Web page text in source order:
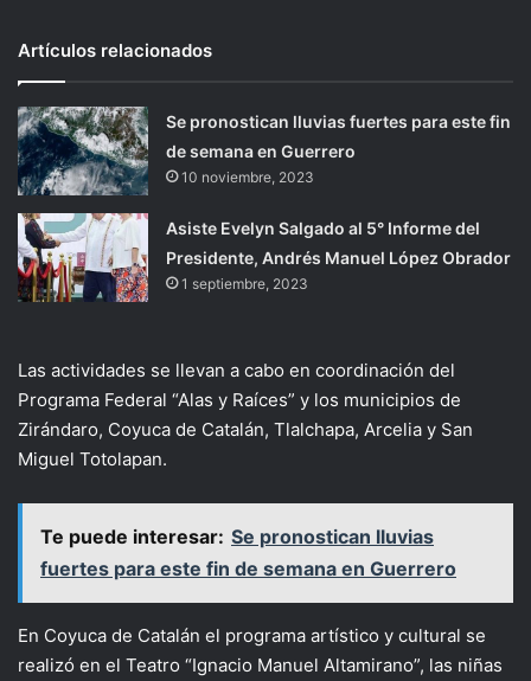
Artículos relacionados
Se pronostican lluvias fuertes para este fin
de semana en Guerrero
10 noviembre, 2023
Asiste Evelyn Salgado al 5° Informe del
Presidente, Andrés Manuel López Obrador
1 septiembre, 2023
Las actividades se llevan a cabo en coordinación del
Programa Federal “Alas y Raíces” y los municipios de
Zirándaro, Coyuca de Catalán, Tlalchapa, Arcelia y San
Miguel Totolapan.
Te puede interesar: Se pronostican lluvias
fuertes para este fin de semana en Guerrero
En Coyuca de Catalán el programa artístico y cultural se
realizó en el Teatro “Ignacio Manuel Altamirano”, las niñas